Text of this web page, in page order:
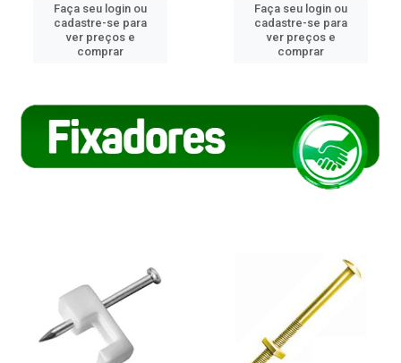
Faça seu login ou
cadastre-se para
ver preços e
comprar
Faça seu login ou
cadastre-se para
ver preços e
comprar